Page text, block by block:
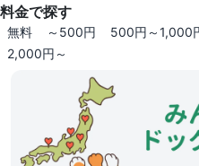
料金で探す
無料 ～500円 500円～1,000
2,000円～